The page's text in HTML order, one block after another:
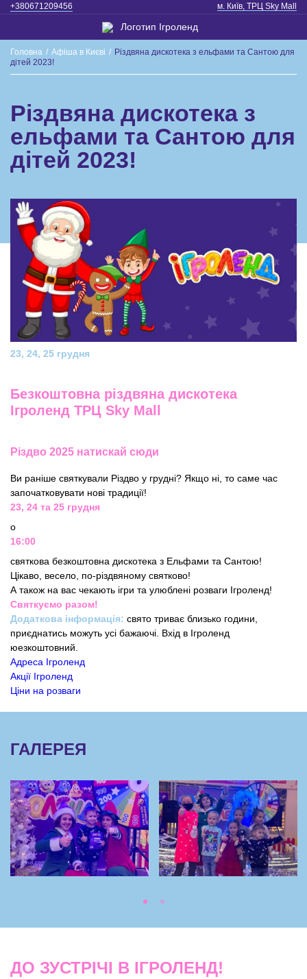
+380671209456 м. Київ, ТРЦ Sky Mall
Головна / Афіша в Києві / Різдвяна дискотека з ельфами та Сантою для
дітей 2023!
Різдвяна дискотека з
ельфами та Сантою для
дітей 2023!
23, 24, 25 грудня
Безкоштовна різдвяна дискотека
Ігроленд ТРЦ Sky Mall
Різдво 2025 натискай сюди
Ви раніше святкували Різдво у грудні? Якщо ні, то саме час
започатковувати нові традиції!
23, 24 та 25 грудня
о
16:00
святкова безкоштовна дискотека з Ельфами та Сантою!
Цікаво, весело, по-різдвяному святково!
А також на вас чекають ігри та улюблені розваги Ігроленд!
Святкуємо разом!
Додаткова інформація: свято триває близько години,
приєднатись можуть усі бажаючі. Вхід в Ігроленд
юезкоштовний.
Адреса Ігроленд
Акції Ігроленд
Ціни на розваги
ГАЛЕРЕЯ
ДО ЗУСТРІЧІ В ІГРОЛЕНД!